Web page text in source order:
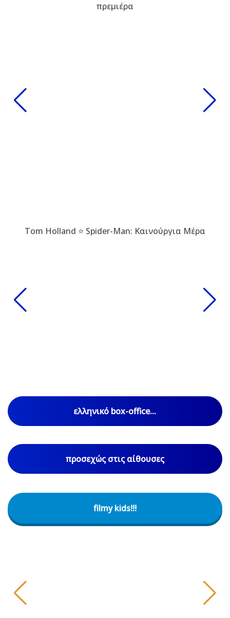
πρεμιέρα
Tom Holland ⭐ Spider-Man: Καινούργια Μέρα
ελληνικό box-office...
προσεχώς στις αίθουσες
filmy kids!!!